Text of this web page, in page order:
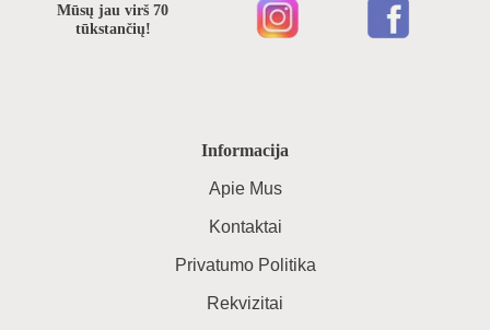
Informacija
Apie Mus
Kontaktai
Privatumo Politika
Rekvizitai
Mūsų jau virš 70
tūkstančių!